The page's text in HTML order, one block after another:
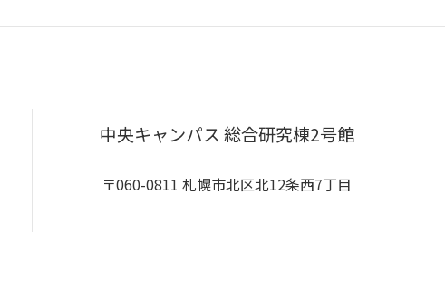
中央キャンパス 総合研究棟2号館
〒060-0811 札幌市北区北12条西7丁目